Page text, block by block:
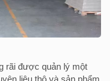
rãi được quản lý một
liệu thô và sản phẩm